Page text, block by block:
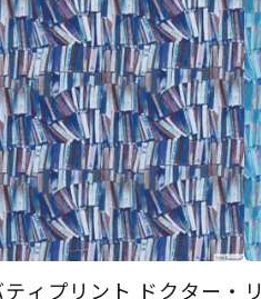
ティプリント ドクター・